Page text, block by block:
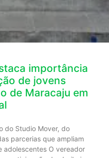
importância
de jovens
de Maracaju em
do Studio Mover, do
parcerias que ampliam
adolescentes O vereador